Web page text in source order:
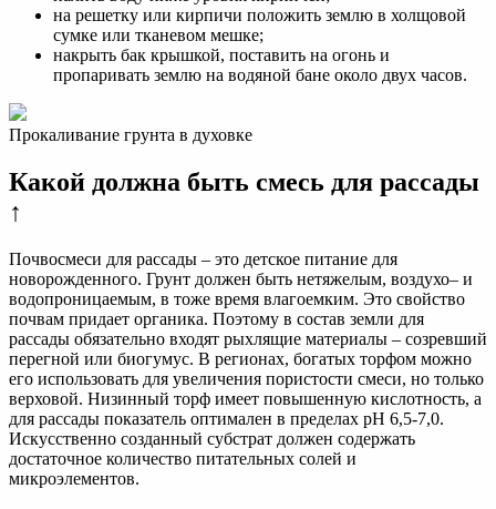
на решетку или кирпичи положить землю в холщовой
сумке или тканевом мешке;
накрыть бак крышкой, поставить на огонь и
пропаривать землю на водяной бане около двух часов.
Прокаливание грунта в духовке
Какой должна быть смесь для рассады
↑
Почвосмеси для рассады – это детское питание для
новорожденного. Грунт должен быть нетяжелым, воздухо– и
водопроницаемым, в тоже время влагоемким. Это свойство
почвам придает органика. Поэтому в состав земли для
рассады обязательно входят рыхлящие материалы – созревший
перегной или биогумус. В регионах, богатых торфом можно
его использовать для увеличения пористости смеси, но только
верховой. Низинный торф имеет повышенную кислотность, а
для рассады показатель оптимален в пределах рН 6,5-7,0.
Искусственно созданный субстрат должен содержать
достаточное количество питательных солей и
микроэлементов.